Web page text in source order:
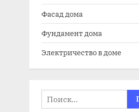
Фасад дома
Фундамент дома
Электричество в доме
Найти: